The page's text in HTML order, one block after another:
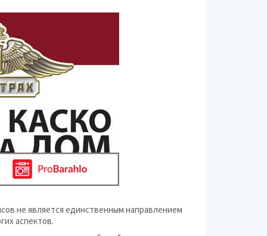
не является единственным направлением
аспектов.